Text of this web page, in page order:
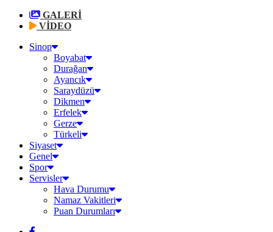
GALERİ
VİDEO
Sinop
Boyabat
Durağan
Ayancık
Saraydüzü
Dikmen
Erfelek
Gerze
Türkeli
Siyaset
Genel
Spor
Servisler
Hava Durumu
Namaz Vakitleri
Puan Durumları